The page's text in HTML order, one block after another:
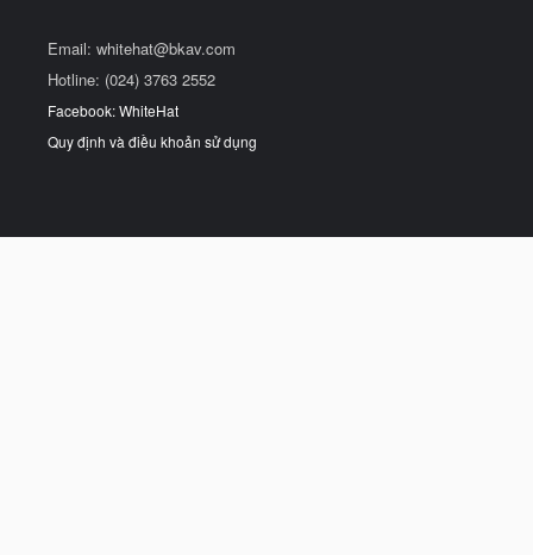
Email: whitehat@bkav.com
Hotline: (024) 3763 2552
Facebook: WhiteHat
Quy định và điều khoản sử dụng